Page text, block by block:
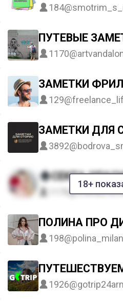
184
ПУТЕВЫЕ
1170
ЗАМЕТКИ
129
ЗАМЕТКИ ДЛЯ
3892
18+
СЕКТА
1170
ПОЛИНА ПРО
198
1926